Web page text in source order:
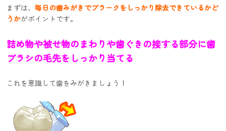
まずは、毎日の歯みがきでプラークをしっかり除去できているかど
うかがポイントです。
詰め物や被せ物のまわりや歯ぐきの接する部分に歯
ブラシの毛先をしっかり当てる
これを意識して歯をみがきましょう！